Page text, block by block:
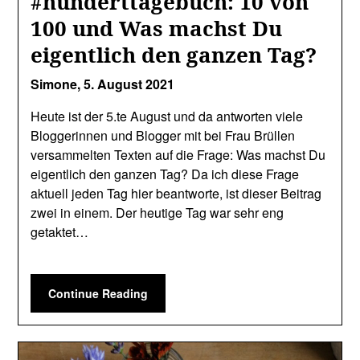
100 und Was machst Du
eigentlich den ganzen Tag?
Simone,5. August 2021
Heute ist der 5.te August und da antworten viele
Bloggerinnen und Blogger mit bei Frau Brüllen
versammelten Texten auf die Frage: Was machst Du
eigentlich den ganzen Tag? Da ich diese Frage
aktuell jeden Tag hier beantworte, ist dieser Beitrag
zwei in einem. Der heutige Tag war sehr eng
getaktet…
Continue Reading